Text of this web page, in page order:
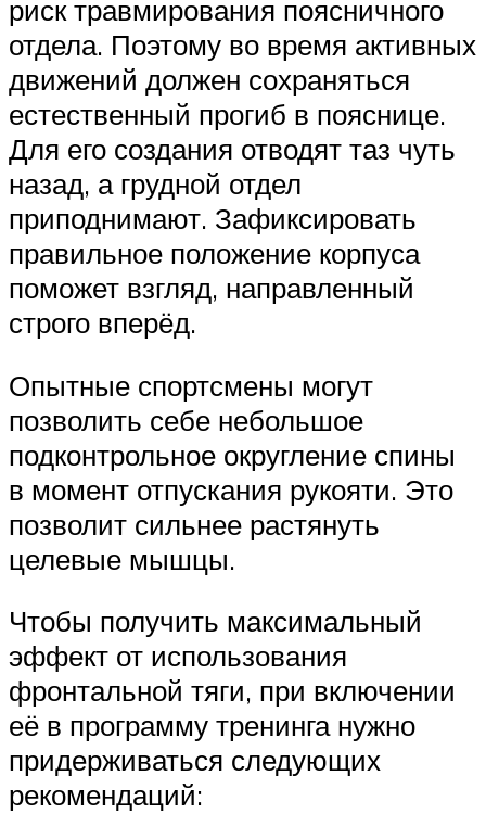
риск травмирования поясничного
отдела. Поэтому во время активных
движений должен сохраняться
естественный прогиб в пояснице.
Для его создания отводят таз чуть
назад, а грудной отдел
приподнимают. Зафиксировать
правильное положение корпуса
поможет взгляд, направленный
строго вперёд.
Опытные спортсмены могут
позволить себе небольшое
подконтрольное округление спины
в момент отпускания рукояти. Это
позволит сильнее растянуть
целевые мышцы.
Чтобы получить максимальный
эффект от использования
фронтальной тяги, при включении
её в программу тренинга нужно
придерживаться следующих
рекомендаций: